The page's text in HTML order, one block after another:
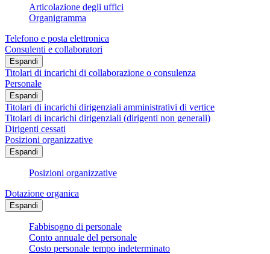
Articolazione degli uffici
Organigramma
Telefono e posta elettronica
Consulenti e collaboratori
Espandi
Titolari di incarichi di collaborazione o consulenza
Personale
Espandi
Titolari di incarichi dirigenziali amministrativi di vertice
Titolari di incarichi dirigenziali (dirigenti non generali)
Dirigenti cessati
Posizioni organizzative
Espandi
Posizioni organizzative
Dotazione organica
Espandi
Fabbisogno di personale
Conto annuale del personale
Costo personale tempo indeterminato